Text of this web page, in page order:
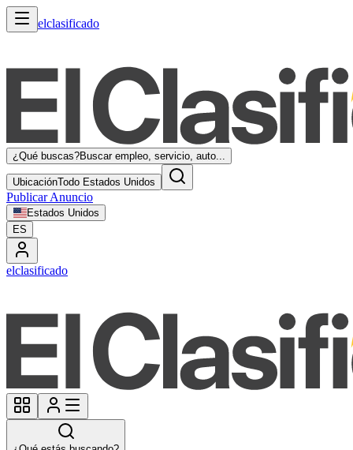
elclasificado
¿Qué buscas?Buscar empleo, servicio, auto...
UbicaciónTodo Estados Unidos
Publicar Anuncio
Estados Unidos
ES
elclasificado